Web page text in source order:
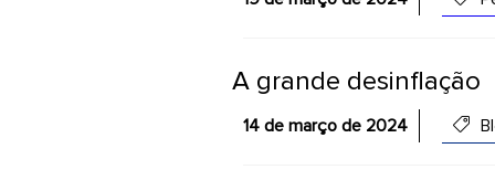
A grande desinflação
14 de março de 2024